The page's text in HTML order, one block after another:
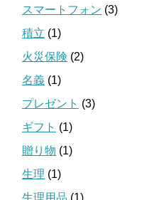
スマートフォン (3)
積立 (1)
火災保険 (2)
名義 (1)
プレゼント (3)
ギフト (1)
贈り物 (1)
生理 (1)
生理用品 (1)